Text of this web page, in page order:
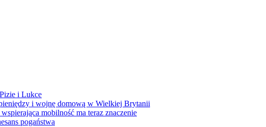
i Lukce
i wojnę domową w Wielkiej Brytanii
mobilność ma teraz znaczenie
pogaństwa